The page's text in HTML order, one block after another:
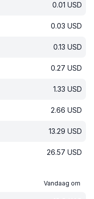
0.01 USD
0.03 USD
0.13 USD
0.27 USD
1.33 USD
2.66 USD
13.29 USD
26.57 USD
Vandaag om